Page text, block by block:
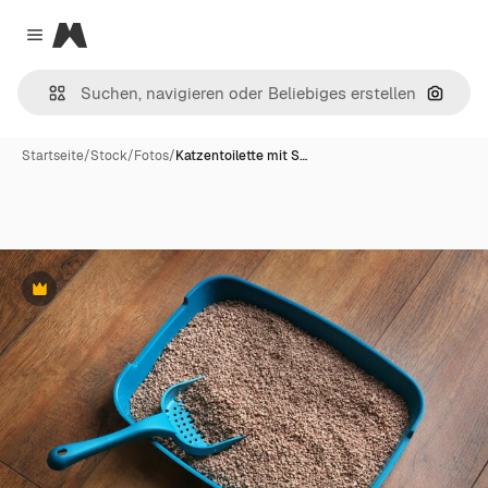
Close menu
Magnific
Nach
Startseite/Stock/Fotos/Katzentoilette mit S…
Premium